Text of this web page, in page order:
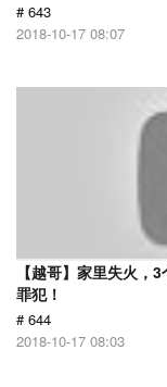
# 643
2018-10-17 08:07
【越哥】家里失火，
罪犯！
# 644
2018-10-17 08:03